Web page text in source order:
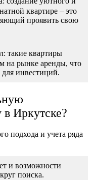
квартире – это
проявить свою
такие квартиры
на рынке аренды, что
инвестиций.
Иркутске?
подхода и учета ряда
и возможности
поиска.